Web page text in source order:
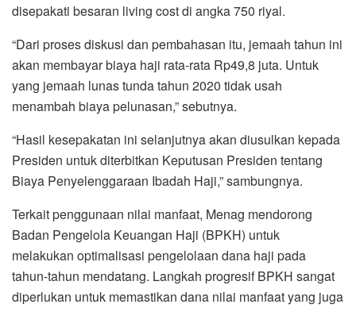
disepakati besaran living cost di angka 750 riyal.
“Dari proses diskusi dan pembahasan itu, jemaah tahun ini
akan membayar biaya haji rata-rata Rp49,8 juta. Untuk
yang jemaah lunas tunda tahun 2020 tidak usah
menambah biaya pelunasan,” sebutnya.
“Hasil kesepakatan ini selanjutnya akan diusulkan kepada
Presiden untuk diterbitkan Keputusan Presiden tentang
Biaya Penyelenggaraan Ibadah Haji,” sambungnya.
Terkait penggunaan nilai manfaat, Menag mendorong
Badan Pengelola Keuangan Haji (BPKH) untuk
melakukan optimalisasi pengelolaan dana haji pada
tahun-tahun mendatang. Langkah progresif BPKH sangat
diperlukan untuk memastikan dana nilai manfaat yang juga